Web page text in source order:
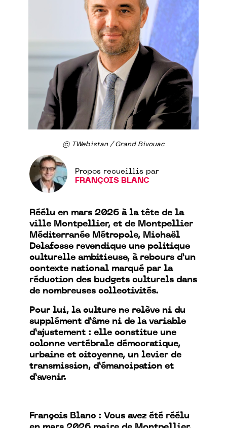
© TWebistan / Grand Bivouac
Propos recueillis par
FRANÇOIS BLANC
Réélu en mars 2026 à la tête de la
ville Montpellier, et de Montpellier
Méditerranée Métropole, Michaël
Delafosse revendique une politique
culturelle ambitieuse, à rebours d’un
contexte national marqué par la
réduction des budgets culturels dans
de nombreuses collectivités.
Pour lui, la culture ne relève ni du
supplément d’âme ni de la variable
d’ajustement : elle constitue une
colonne vertébrale démocratique,
urbaine et citoyenne, un levier de
transmission, d’émancipation et
d’avenir.
François Blanc : Vous avez été réélu